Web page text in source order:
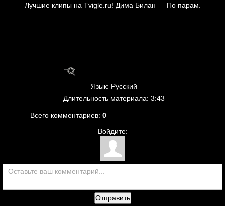
Лучшие клипы на Tvigle.ru! Дима Билан — По парам.
Язык: Русский
Длительность материала: 3:43
Всего комментариев: 0
Войдите:
Отправить